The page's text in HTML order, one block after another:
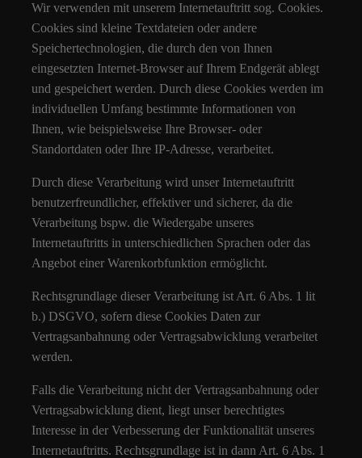
Wir verwenden mit unserem Internetauftritt sog. Cookies.
Cookies sind kleine Textdateien oder andere
Speichertechnologien, die durch den von Ihnen
eingesetzten Internet-Browser auf Ihrem Endgerät ablegt
und gespeichert werden. Durch diese Cookies werden im
individuellen Umfang bestimmte Informationen von
Ihnen, wie beispielsweise Ihre Browser- oder
Standortdaten oder Ihre IP-Adresse, verarbeitet.
Durch diese Verarbeitung wird unser Internetauftritt
benutzerfreundlicher, effektiver und sicherer, da die
Verarbeitung bspw. die Wiedergabe unseres
Internetauftritts in unterschiedlichen Sprachen oder das
Angebot einer Warenkorbfunktion ermöglicht.
Rechtsgrundlage dieser Verarbeitung ist Art. 6 Abs. 1 lit
b.) DSGVO, sofern diese Cookies Daten zur
Vertragsanbahnung oder Vertragsabwicklung verarbeitet
werden.
Falls die Verarbeitung nicht der Vertragsanbahnung oder
Vertragsabwicklung dient, liegt unser berechtigtes
Interesse in der Verbesserung der Funktionalität unseres
Internetauftritts. Rechtsgrundlage ist in dann Art. 6 Abs. 1